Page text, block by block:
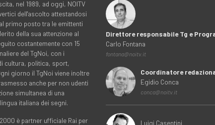
nel 1989, ad oggi, NOITV
dell'ascolto attestandosi
primo posto tra le emittenti
della sua attenzione al
costantemente con 15
del TgNoi, con i
cultura, politica, sport,
giorno il TgNoi viene inoltre
anche per non udenti
simultanea di una
italiana dei segni.
è partner ufficiale Rai per
Direttore responsabile Tg e
Carlo Fontana
fontana@noitv.it
Coordinatore
Egidio Conca
conca@noitv.it
Luigi Casentini